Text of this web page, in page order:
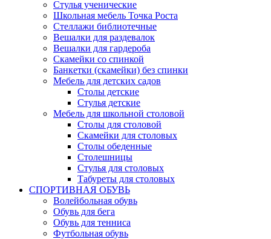
Стулья ученические
Школьная мебель Точка Роста
Стеллажи библиотечные
Вешалки для раздевалок
Вешалки для гардероба
Скамейки со спинкой
Банкетки (скамейки) без спинки
Мебель для детских садов
Столы детские
Стулья детские
Мебель для школьной столовой
Столы для столовой
Скамейки для столовых
Столы обеденные
Столешницы
Стулья для столовых
Табуреты для столовых
СПОРТИВНАЯ ОБУВЬ
Волейбольная обувь
Обувь для бега
Обувь для тенниса
Футбольная обувь